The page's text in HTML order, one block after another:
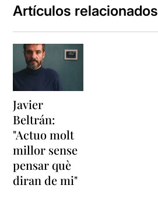
Artículos relacionados
Javier
Beltrán:
"Actuo molt
millor sense
pensar què
diran de mi"